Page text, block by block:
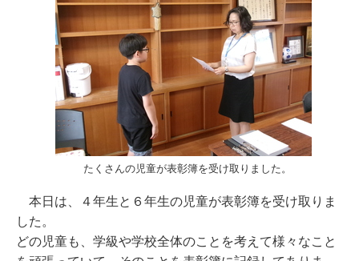
たくさんの児童が表彰簿を受け取りました。
本日は、４年生と６年生の児童が表彰簿を受け取りま
した。
どの児童も、学級や学校全体のことを考えて様々なこと